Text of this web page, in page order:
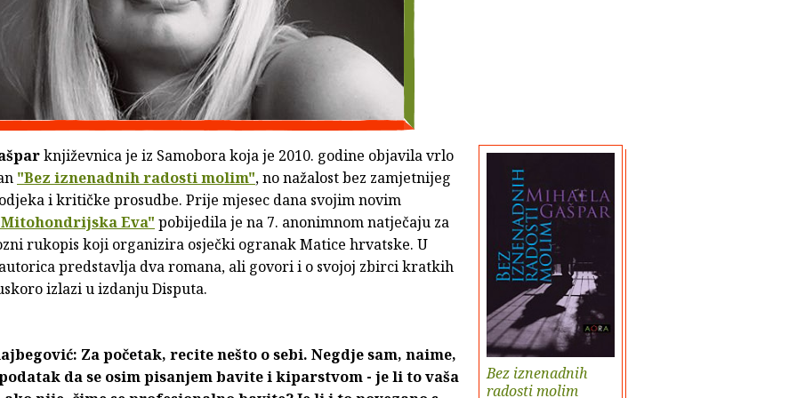
Bez iznenadnih
radosti molim
književnica je iz Samobora koja je 2010. godine objavila vrlo
"Bez iznenadnih radosti molim", no nažalost bez zamjetnijeg
i kritičke prosudbe. Prije mjesec dana svojim novim
Eva" pobijedila je na 7. anonimnom natječaju za
rukopis koji organizira osječki ogranak Matice hrvatske. U
predstavlja dva romana, ali govori i o svojoj zbirci kratkih
izlazi u izdanju Disputa.
Za početak, recite nešto o sebi. Negdje sam, naime,
da se osim pisanjem bavite i kiparstvom - je li to vaša